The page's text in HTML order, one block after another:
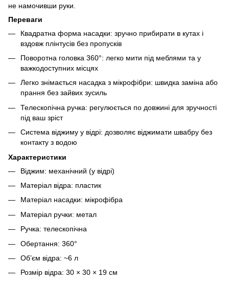
не намочивши руки.
Переваги
Квадратна форма насадки: зручно прибирати в кутах і
вздовж плінтусів без пропусків
Поворотна головка 360°: легко мити під меблями та у
важкодоступних місцях
Легко знімається насадка з мікрофібри: швидка заміна або
прання без зайвих зусиль
Телескопічна ручка: регулюється по довжині для зручності
під ваш зріст
Система віджиму у відрі: дозволяє віджимати швабру без
контакту з водою
Характеристики
Віджим: механічний (у відрі)
Матеріал відра: пластик
Матеріал насадки: мікрофібра
Матеріал ручки: метал
Ручка: телескопічна
Обертання: 360°
Об’єм відра: ~6 л
Розмір відра: 30 × 30 × 19 см